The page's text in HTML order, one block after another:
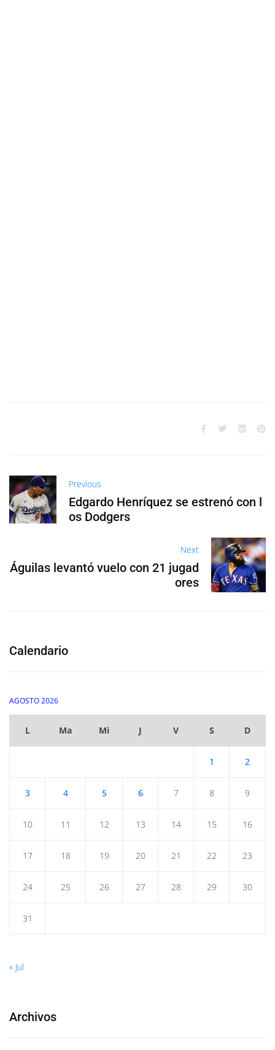
Previous
Edgardo Henríquez se estrenó con l
os Dodgers
Next
Águilas levantó vuelo con 21 jugad
ores
Calendario
AGOSTO 2026
L Ma Mi J V S D
1 2
3 4 5 6 7 8 9
10 11 12 13 14 15 16
17 18 19 20 21 22 23
24 25 26 27 28 29 30
31
« Jul
Archivos